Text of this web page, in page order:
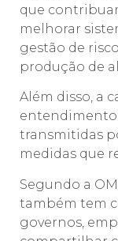
que
melhorar
gestão de
produção de
Além disso, a
entendimento
transmitidas
medidas que
Segundo a
também tem
governos,